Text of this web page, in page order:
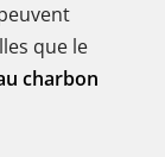
que le
charbon